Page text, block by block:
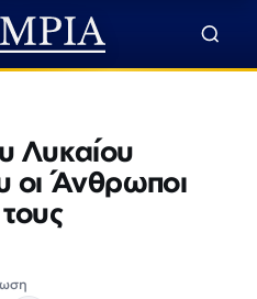
Λυκαίου
οι Άνθρωποι